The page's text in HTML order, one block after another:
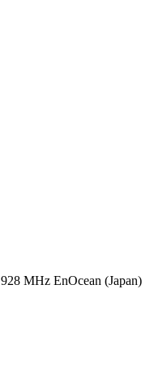
928 MHz EnOcean (Japan)